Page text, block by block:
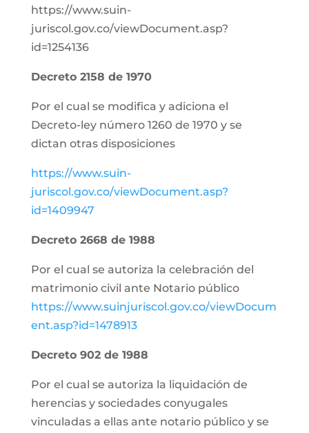
https://www.suin-
juriscol.gov.co/viewDocument.asp?
id=1254136
Decreto 2158 de 1970
Por el cual se modifica y adiciona el
Decreto-ley número 1260 de 1970 y se
dictan otras disposiciones
https://www.suin-
juriscol.gov.co/viewDocument.asp?
id=1409947
Decreto 2668 de 1988
Por el cual se autoriza la celebración del
matrimonio civil ante Notario público
https://www.suinjuriscol.gov.co/viewDocum
ent.asp?id=1478913
Decreto 902 de 1988
Por el cual se autoriza la liquidación de
herencias y sociedades conyugales
vinculadas a ellas ante notario público y se